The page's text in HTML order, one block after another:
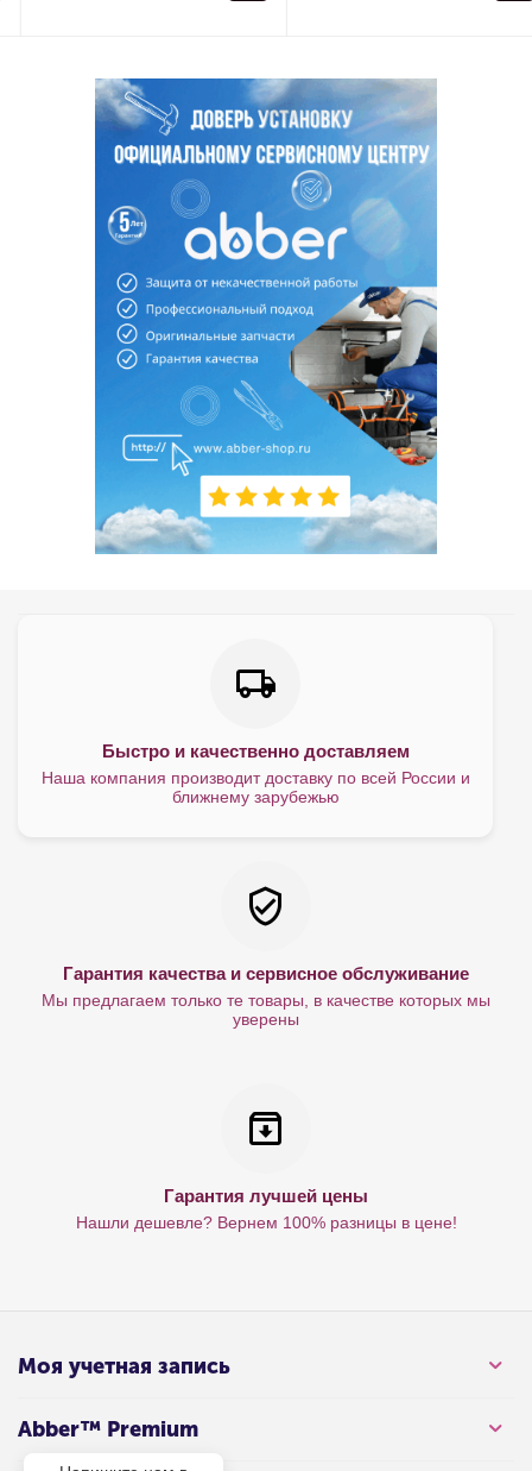
Быстро и качественно доставляем
Наша компания производит доставку по всей России и
ближнему зарубежью
Гарантия качества и сервисное обслуживание
Мы предлагаем только те товары, в качестве которых мы
уверены
Гарантия лучшей цены
Нашли дешевле? Вернем 100% разницы в цене!
Моя учетная запись
Abber™ Premium